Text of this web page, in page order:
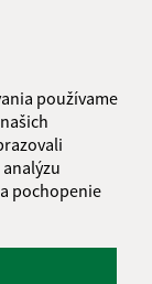
používame
pochopenie